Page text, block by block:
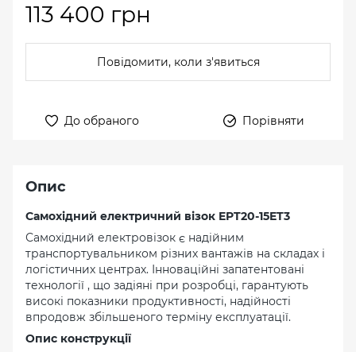
113 400 грн
Повідомити, коли з'явиться
До обраного Порівняти
Опис
Самохідний електричний візок EPT20-15ET3
Самохідний електровізок є надійним
транспортувальником різних вантажів на складах і
логістичних центрах. Інноваційні запатентовані
технології , що задіяні при розробці, гарантують
високі показники продуктивності, надійності
впродовж збільшеного терміну експлуатації.
Опис конструкції